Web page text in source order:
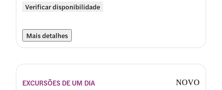
Verificar disponibilidade
Mais detalhes
EXCURSÕES DE UM DIA NOVO